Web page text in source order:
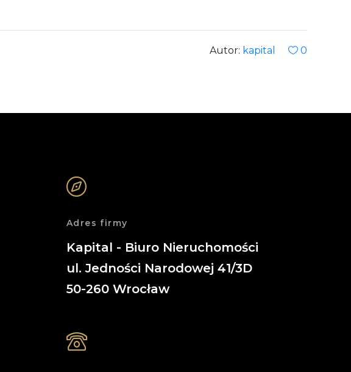
Autor: kapital 0
Adres firmy
Kapital - Biuro Nieruchomości
ul. Jedności Narodowej 41/3D
50-260 Wrocław